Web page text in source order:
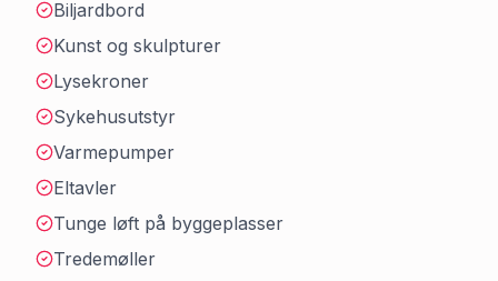
Biljardbord
Kunst og skulpturer
Lysekroner
Sykehusutstyr
Varmepumper
Eltavler
Tunge løft på byggeplasser
Tredemøller